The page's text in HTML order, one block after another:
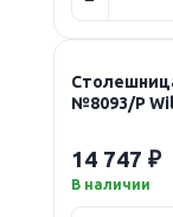
№8093/P
14 747 ₽
В наличии